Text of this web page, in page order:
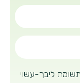
ליבך-עשוי